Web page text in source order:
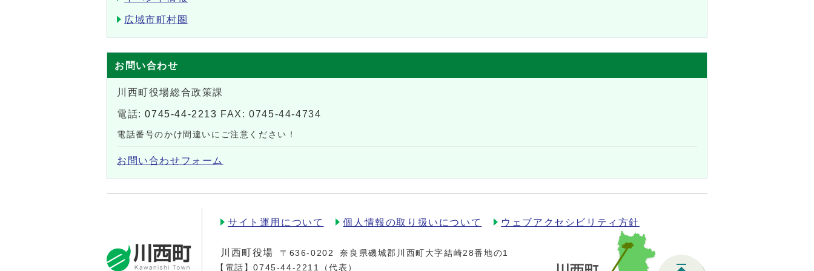
広域市町村圏
お問い合わせ
川西町役場総合政策課
電話:0745-44-2213 FAX: 0745-44-4734
電話番号のかけ間違いにご注意ください！
お問い合わせフォーム
サイト運用について 個人情報の取り扱いについて ウェブアクセシビリティ方針
川西町役場 〒636-0202
奈良県磯城郡川西町大字結崎28番地の1
【電話】0745-44-2211 （代表）